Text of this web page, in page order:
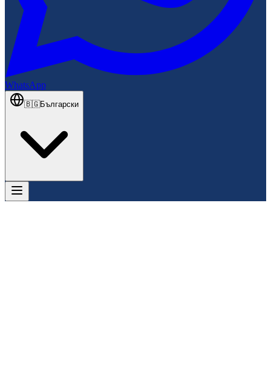
WhatsApp
🇧🇬Български